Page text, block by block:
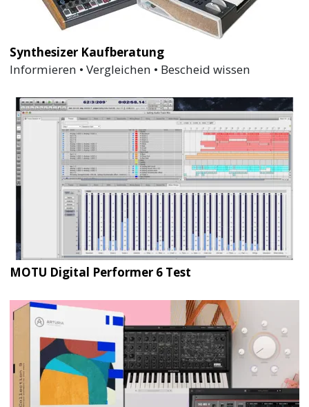
Synthesizer Kaufberatung
Informieren • Vergleichen • Bescheid wissen
MOTU Digital Performer 6 Test